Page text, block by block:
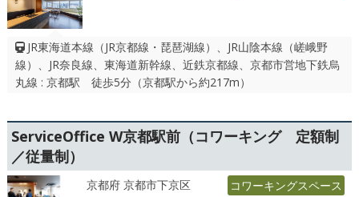
JR東海道本線（JR京都線・琵琶湖線）、JR山陰本線（嵯峨野
線）、JR奈良線、東海道新幹線、近鉄京都線、京都市営地下鉄烏
丸線 : 京都駅 徒歩5分（京都駅から約217m）
ServiceOffice W京都駅前（コワーキング 定額制
／従量制）
京都府 京都市下京区 コワーキングスペース